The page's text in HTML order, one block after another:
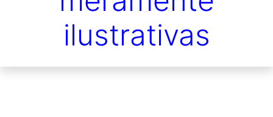
ilustrativas